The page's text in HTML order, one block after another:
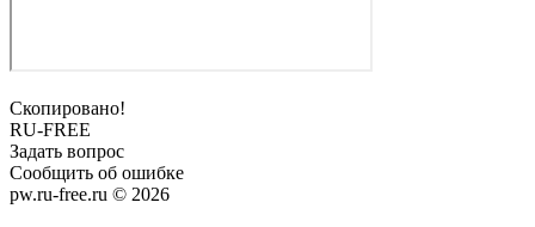
Скопировано!
RU-FREE
Задать вопрос
Сообщить об ошибке
pw.ru-free.ru © 2026